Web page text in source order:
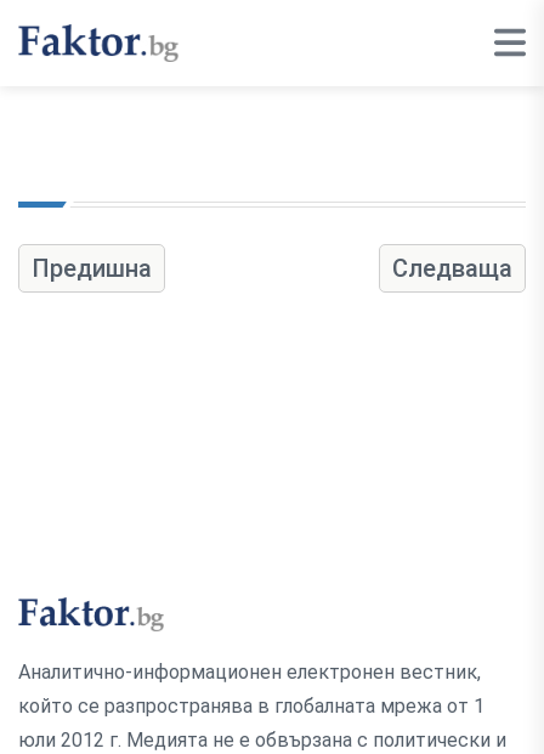
Предишна Следваща
Аналитично-информационен електронен вестник,
който се разпространява в глобалната мрежа от 1
юли 2012 г. Медията не е обвързана с политически и